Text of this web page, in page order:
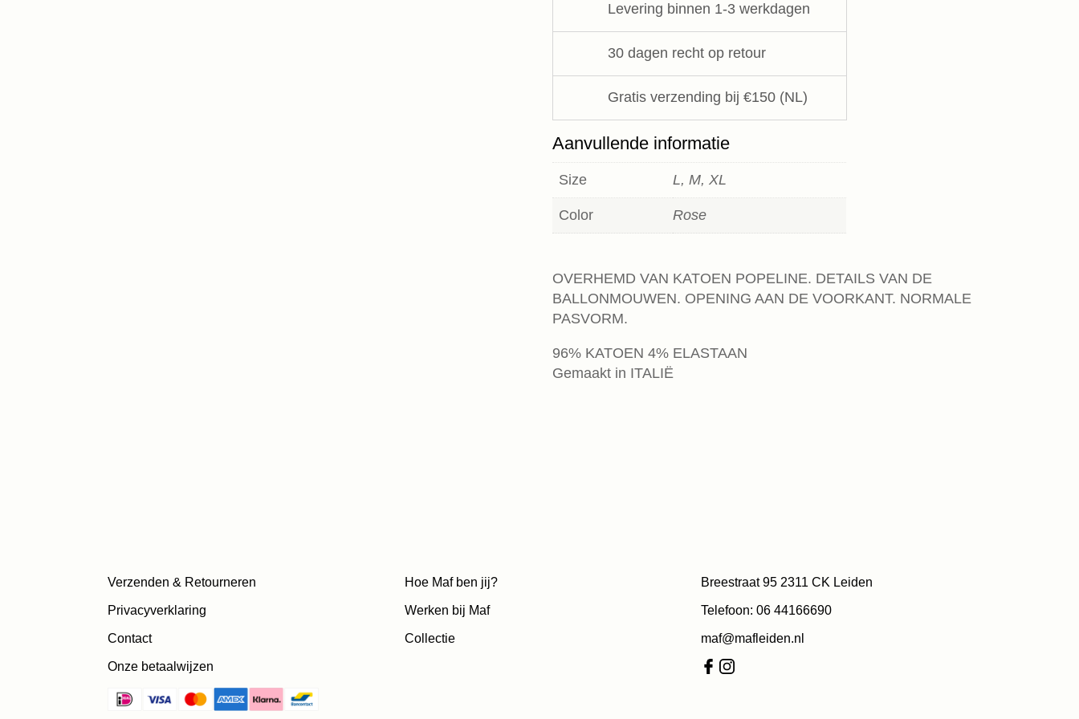
Levering binnen 1-3 werkdagen
30 dagen recht op retour
Gratis verzending bij €150 (NL)
Aanvullende informatie
Size L, M, XL
Color Rose
OVERHEMD VAN KATOEN POPELINE. DETAILS VAN DE
BALLONMOUWEN. OPENING AAN DE VOORKANT. NORMALE
PASVORM.
96% KATOEN 4% ELASTAAN
Gemaakt in ITALIË
Verzenden & Retourneren
Privacyverklaring
Contact
Onze betaalwijzen
Hoe Maf ben jij?
Werken bij Maf
Collectie
Breestraat 95 2311 CK Leiden
Telefoon: 06 44166690
maf@mafleiden.nl